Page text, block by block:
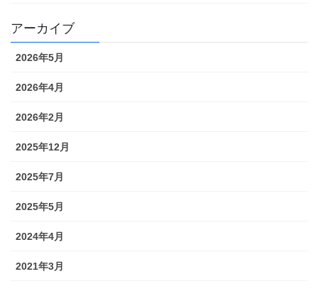
アーカイブ
2026年5月
2026年4月
2026年2月
2025年12月
2025年7月
2025年5月
2024年4月
2021年3月